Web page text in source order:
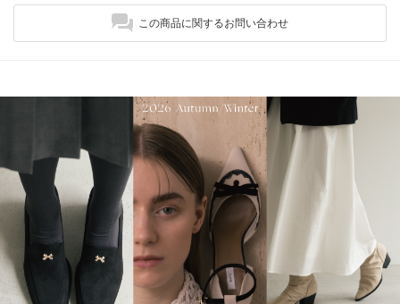
この商品に関するお問い合わせ